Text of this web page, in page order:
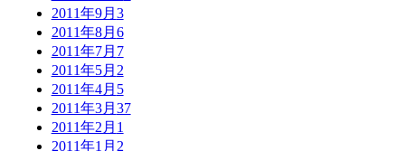
2011年9月 3
2011年8月 6
2011年7月 7
2011年5月 2
2011年4月 5
2011年3月 37
2011年2月 1
2011年1月 2